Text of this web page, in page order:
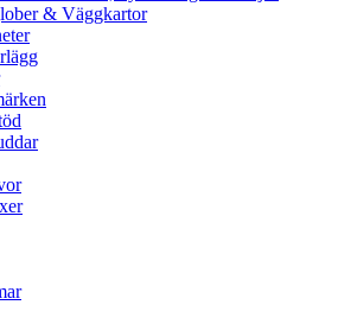
& Väggkartor